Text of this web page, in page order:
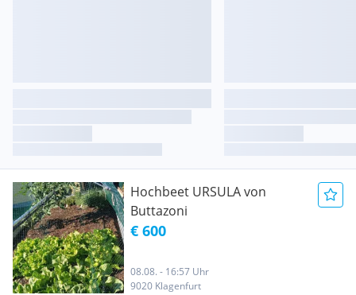
Hochbeet URSULA von
Buttazoni
€ 600
08.08. - 16:57 Uhr
9020 Klagenfurt